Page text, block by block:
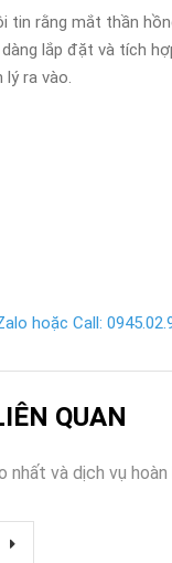
rằng mắt thần
lắp đặt và tích
lý ra vào.
hoặc Call:
QUAN
và dịch vụ